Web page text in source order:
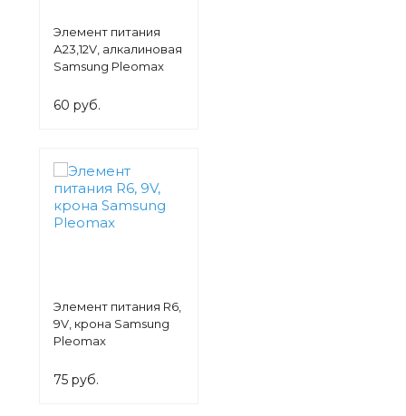
Элемент питания
А23,12V, алкалиновая
Samsung Pleomax
60 руб.
Элемент питания R6,
9V, крона Samsung
Pleomax
75 руб.